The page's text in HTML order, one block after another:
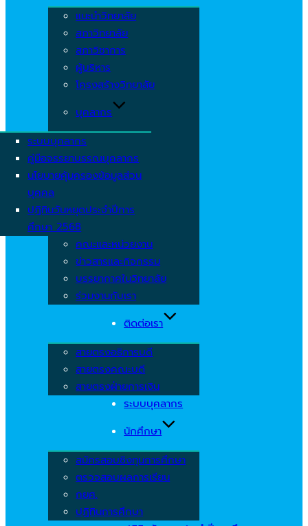
แนะนำวิทยาลัย
สภาวิทยาลัย
สภาวิชาการ
ผู้บริหาร
โครงสร้างวิทยาลัย
บุคลากร
ระบบบุคลากร
คู่มือจรรยาบรรณบุคลากร
นโยบายคุ้มครองข้อมูลส่วน
บุคคล
ปฏิทินวันหยุดประจำปีการ
ศึกษา 2568
คณะและหน่วยงาน
ข่าวสารและกิจกรรม
บรรยากาศในวิทยาลัย
ร่วมงานกับเรา
ติดต่อเรา
สายตรงอธิการบดี
สายตรงคณะบดี
สายตรงฝ่ายการเงิน
ระบบบุคลากร
นักศึกษา
สมัครสอบชิงทุนการศึกษา
ตรวจสอบผลการเรียน
กยศ.
ปฏิทินการศึกษา